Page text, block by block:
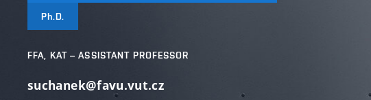
Ph.D.
FFA, KAT – ASSISTANT PROFESSOR
suchanek@favu.vut.cz